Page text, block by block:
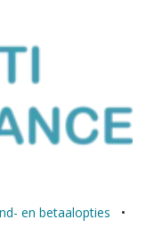
en betaalopties
•